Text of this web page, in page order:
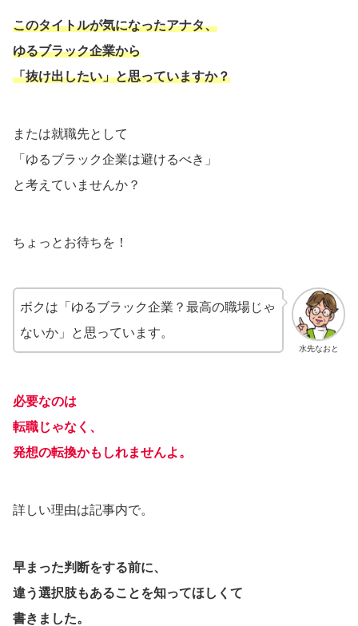
このタイトルが気になったアナタ、
ゆるブラック企業から
「抜け出したい」と思っていますか？
または就職先として
「ゆるブラック企業は避けるべき」
と考えていませんか？
ちょっとお待ちを！
水先なおと
ボクは「ゆるブラック企業？最高の職場じゃ
ないか」と思っています。
必要なのは
転職じゃなく 、
発想の転換かもしれませんよ。
詳しい理由は記事内で。
早まった判断をする前に、
違う選択肢もあることを知ってほしくて
書きました。